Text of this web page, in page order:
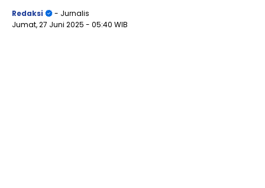
Redaksi
- Jurnalis
Jumat, 27 Juni 2025 - 05:40 WIB